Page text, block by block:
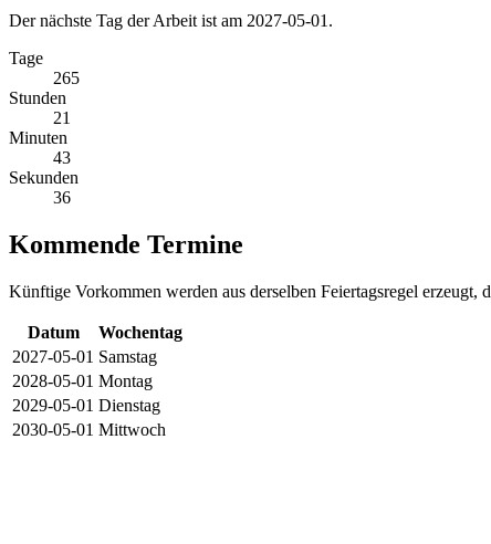
Der nächste Tag der Arbeit ist am 2027-05-01.
Tage
265
Stunden
21
Minuten
43
Sekunden
36
Kommende Termine
Künftige Vorkommen werden aus derselben Feiertagsregel erzeugt,
Datum
Wochentag
2027-05-01 Samstag
2028-05-01 Montag
2029-05-01 Dienstag
2030-05-01 Mittwoch